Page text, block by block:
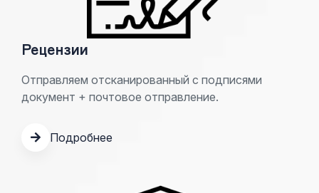
Рецензии
Отправляем отсканированный с подписями
документ + почтовое отправление.
Подробнее